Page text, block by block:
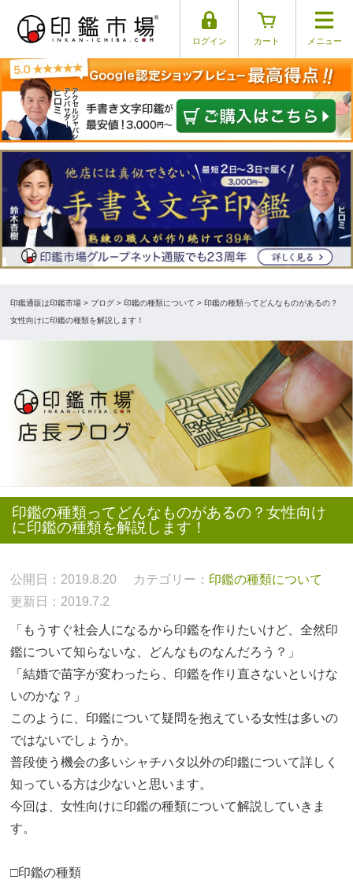
ログイン カート メニュー
印鑑通販は印鑑市場 > ブログ > 印鑑の種類について > 印鑑の種類ってどんなものがあるの？
女性向けに印鑑の種類を解説します！
印鑑の種類ってどんなものがあるの？女性向け
に印鑑の種類を解説します！
公開日：2019.8.20 カテゴリー： 印鑑の種類について
更新日：2019.7.2
「もうすぐ社会人になるから印鑑を作りたいけど、全然印
鑑について知らないな、どんなものなんだろう？」
「結婚で苗字が変わったら、印鑑を作り直さないといけな
いのかな？」
このように、印鑑について疑問を抱えている女性は多いの
ではないでしょうか。
普段使う機会の多いシャチハタ以外の印鑑について詳しく
知っている方は少ないと思います。
今回は、女性向けに印鑑の種類について解説していきま
す。
□印鑑の種類